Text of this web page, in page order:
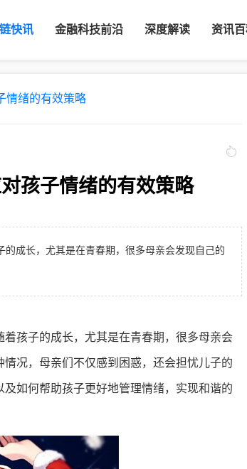
快讯 金融科技前沿 深度解读 资讯
情绪的有效策略
孩子情绪的有效策略
成长，尤其是在青春期，很多母亲会发现自己的
孩子的成长，尤其是在青春期，很多母亲会
况，母亲们不仅感到困惑，还会担忧儿子的
如何帮助孩子更好地管理情绪，实现和谐的